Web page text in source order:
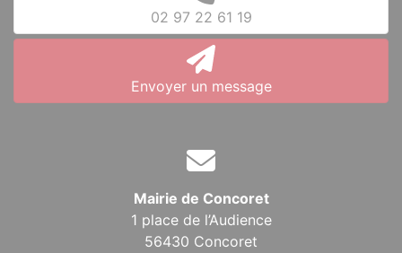
02 97 22 61 19
Envoyer un message
Mairie de Concoret
1 place de l’Audience
56430 Concoret